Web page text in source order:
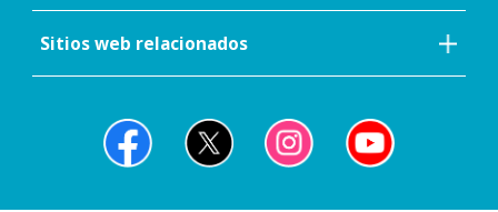
Sitios web relacionados